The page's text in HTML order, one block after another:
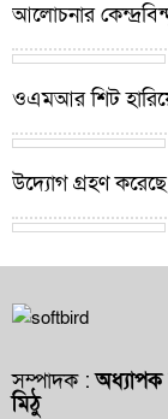
আলোচনার
ওএমআর শিট
উদ্যোগ গ্রহণ করেছে
বিতরণ ও শ্রেষ্ঠ
সম্পাদক :
মিঠু